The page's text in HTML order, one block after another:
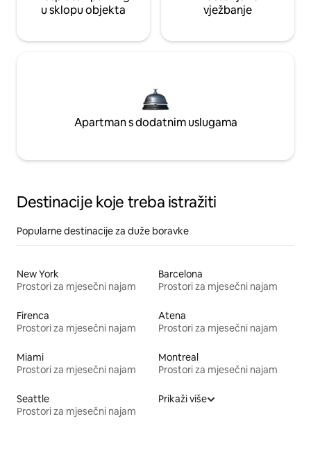
u sklopu objekta
vježbanje
Apartman s dodatnim uslugama
Destinacije koje treba istražiti
Popularne destinacije za duže boravke
New York
Prostori za mjesečni najam
Barcelona
Prostori za mjesečni najam
Firenca
Prostori za mjesečni najam
Atena
Prostori za mjesečni najam
Miami
Prostori za mjesečni najam
Montreal
Prostori za mjesečni najam
Seattle
Prostori za mjesečni najam
Prikaži više